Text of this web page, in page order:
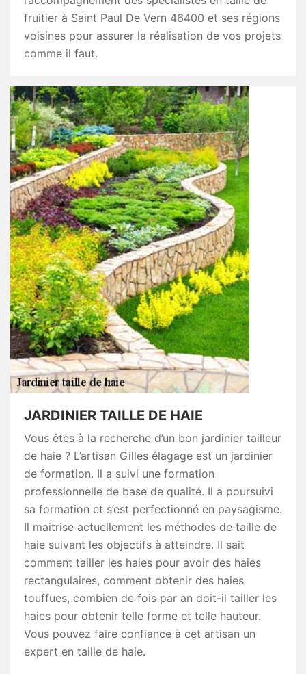
fruitier à Saint Paul De Vern 46400 et ses régions
voisines pour assurer la réalisation de vos projets
comme il faut.
JARDINIER TAILLE DE HAIE
Vous êtes à la recherche d’un bon jardinier tailleur
de haie ? L’artisan Gilles élagage est un jardinier
de formation. Il a suivi une formation
professionnelle de base de qualité. Il a poursuivi
sa formation et s’est perfectionné en paysagisme.
Il maitrise actuellement les méthodes de taille de
haie suivant les objectifs à atteindre. Il sait
comment tailler les haies pour avoir des haies
rectangulaires, comment obtenir des haies
touffues, combien de fois par an doit-il tailler les
haies pour obtenir telle forme et telle hauteur.
Vous pouvez faire confiance à cet artisan un
expert en taille de haie.